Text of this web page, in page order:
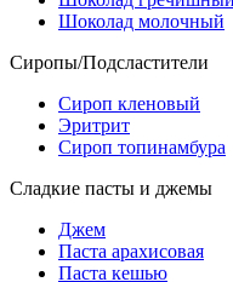
Шоколад молочный
Сиропы/Подсластители
Сироп кленовый
Эритрит
Сироп топинамбура
Сладкие пасты и джемы
Джем
Паста арахисовая
Паста кешью